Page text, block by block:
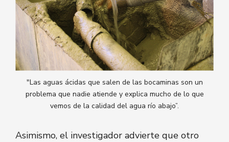
"Las aguas ácidas que salen de las bocaminas son un
problema que nadie atiende y explica mucho de lo que
vemos de la calidad del agua río abajo”.
Asimismo, el investigador advierte que otro